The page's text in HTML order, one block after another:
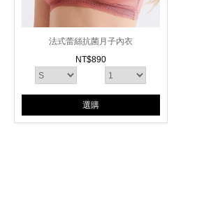
法式蕾絲抗菌月子內衣
NT$890
選購